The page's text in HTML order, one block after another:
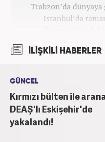
Trabzon’da
İstanbul’da
Ticaret Meslek
Atatürk Üniversitesinde
2011 yılında
hayatında SEO
üzere ağırlıklı olarak
ve teknoloji
röportaja imza
Bahadır Alemdar,
İLİŞKİLİ HABERLER
GÜNCEL
Kırmızı bülten ile
DEAŞ'lı Eskişehir'de
yakalandı!